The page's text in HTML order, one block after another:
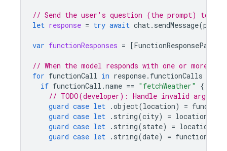
// Send the user's question (the prompt) to
let response = try await chat. sendMessage(
var functionResponses = [FunctionResponsePart
// When the model responds with one or more
for functionCall in response. functionCalls
if functionCall .name == "fetchWeather"
{
// TODO(developer): Handle invalid
guard case let .object(location) =
guard case let . string(city) = location
guard case let . string(state) = location
guard case let . string(date) = functionCall